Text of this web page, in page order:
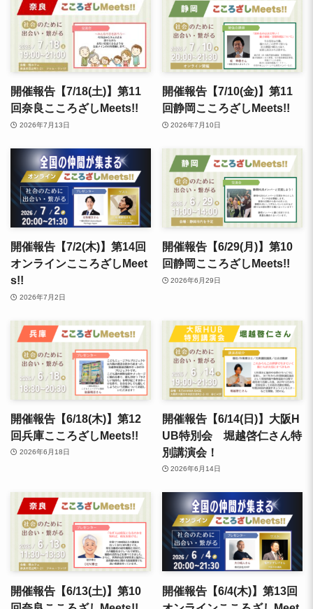
開催報告【7/18(土)】第11
回奈良こころざしMeets!!
2026年7月13日
開催報告【7/10(金)】第11
回静岡こころざしMeets!!
2026年7月10日
開催報告【7/2(木)】第14回
オンラインこころざしMeet
s!!
2026年7月2日
開催報告【6/29(月)】第10
回静岡こころざしMeets!!
2026年6月29日
開催報告【6/18(木)】第12
回兵庫こころざしMeets!!
2026年6月18日
開催報告【6/14(日)】大阪H
UB特別会 堀越啓仁さん特
別講演会！
2026年6月14日
開催報告【6/13(土)】第10
開催報告【6/4(木)】第13回